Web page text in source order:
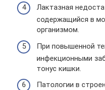
Лактазная
содержащийся в
организмом.
При повышенной
инфекционными
тонус кишки.
Патологии в